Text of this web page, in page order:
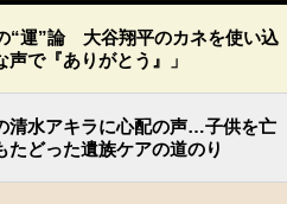
“運”論 大谷翔平のカネを使い込
で『ありがとう』」
清水アキラに心配の声…子供を亡
たどった遺族ケアの道のり